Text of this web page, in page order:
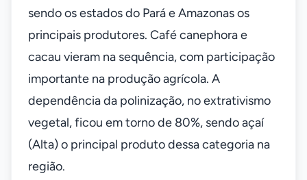
sendo os estados do Pará e Amazonas os
principais produtores. Café canephora e
cacau vieram na sequência, com participação
importante na produção agrícola. A
dependência da polinização, no extrativismo
vegetal, ficou em torno de 80%, sendo açaí
(Alta) o principal produto dessa categoria na
região.